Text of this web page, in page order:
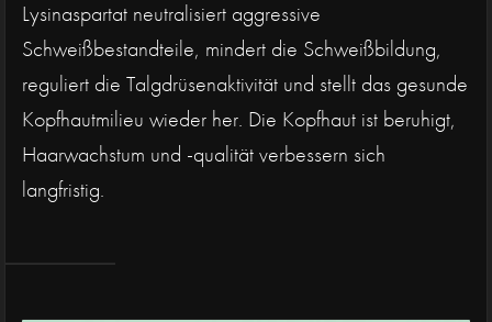
Lysinaspartat neutralisiert aggressive
Schweißbestandteile, mindert die Schweißbildung,
reguliert die Talgdrüsenaktivität und stellt das gesunde
Kopfhautmilieu wieder her. Die Kopfhaut ist beruhigt,
Haarwachstum und -qualität verbessern sich
langfristig.